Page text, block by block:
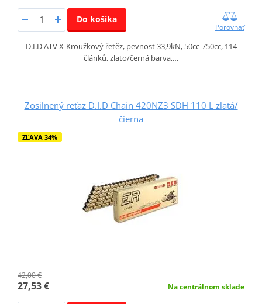
Do košíka
Porovnať
D.I.D ATV X-Kroužkový řetěz, pevnost 33,9kN, 50cc-750cc, 114
článků, zlato/černá barva,…
Zosilnený reťaz D.I.D Chain 420NZ3 SDH 110 L zlatá/
čierna
ZĽAVA 34%
42,00 €
27,53 € Na centrálnom sklade